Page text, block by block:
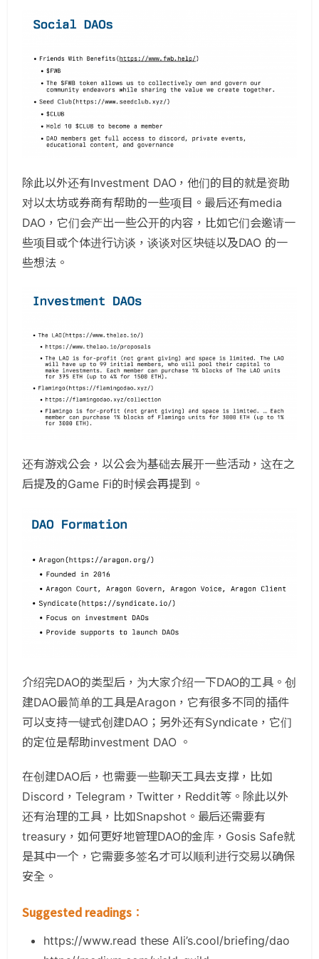
除此以外还有Investment DAO，他们的目的就是资助
对以太坊或券商有帮助的一些项目。最后还有media
DAO，它们会产出一些公开的内容，比如它们会邀请一
些项目或个体进行访谈，谈谈对区块链以及DAO 的一
些想法。
还有游戏公会，以公会为基础去展开一些活动，这在之
后提及的Game Fi的时候会再提到。
介绍完DAO的类型后，为大家介绍一下DAO的工具。创
建DAO最简单的工具是Aragon，它有很多不同的插件
可以支持一键式创建DAO；另外还有Syndicate，它们
的定位是帮助investment DAO 。
在创建DAO后，也需要一些聊天工具去支撑，比如
Discord，Telegram，Twitter，Reddit等。除此以外
还有治理的工具，比如Snapshot。最后还需要有
treasury，如何更好地管理DAO的金库，Gosis Safe就
是其中一个，它需要多签名才可以顺利进行交易以确保
安全。
Suggested readings：
https://www.read these Ali’s.cool/briefing/dao